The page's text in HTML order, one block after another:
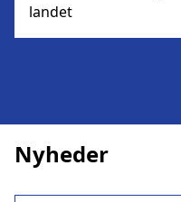
landet
Nyheder